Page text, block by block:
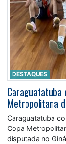
DESTAQUES
Caraguatatuba
Metropolitana
Caraguatatuba
Copa
disputada no